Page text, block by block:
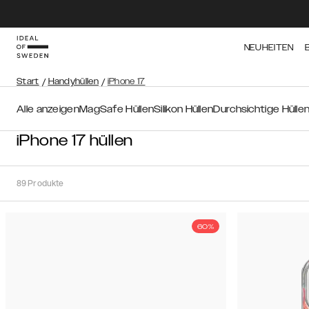
NEUHEITEN
Start / Handyhüllen / iPhone 17
Alle anzeigenMagSafe HüllenSilikon HüllenDurchsichtige
iPhone 17 hüllen
89Produkte
60%